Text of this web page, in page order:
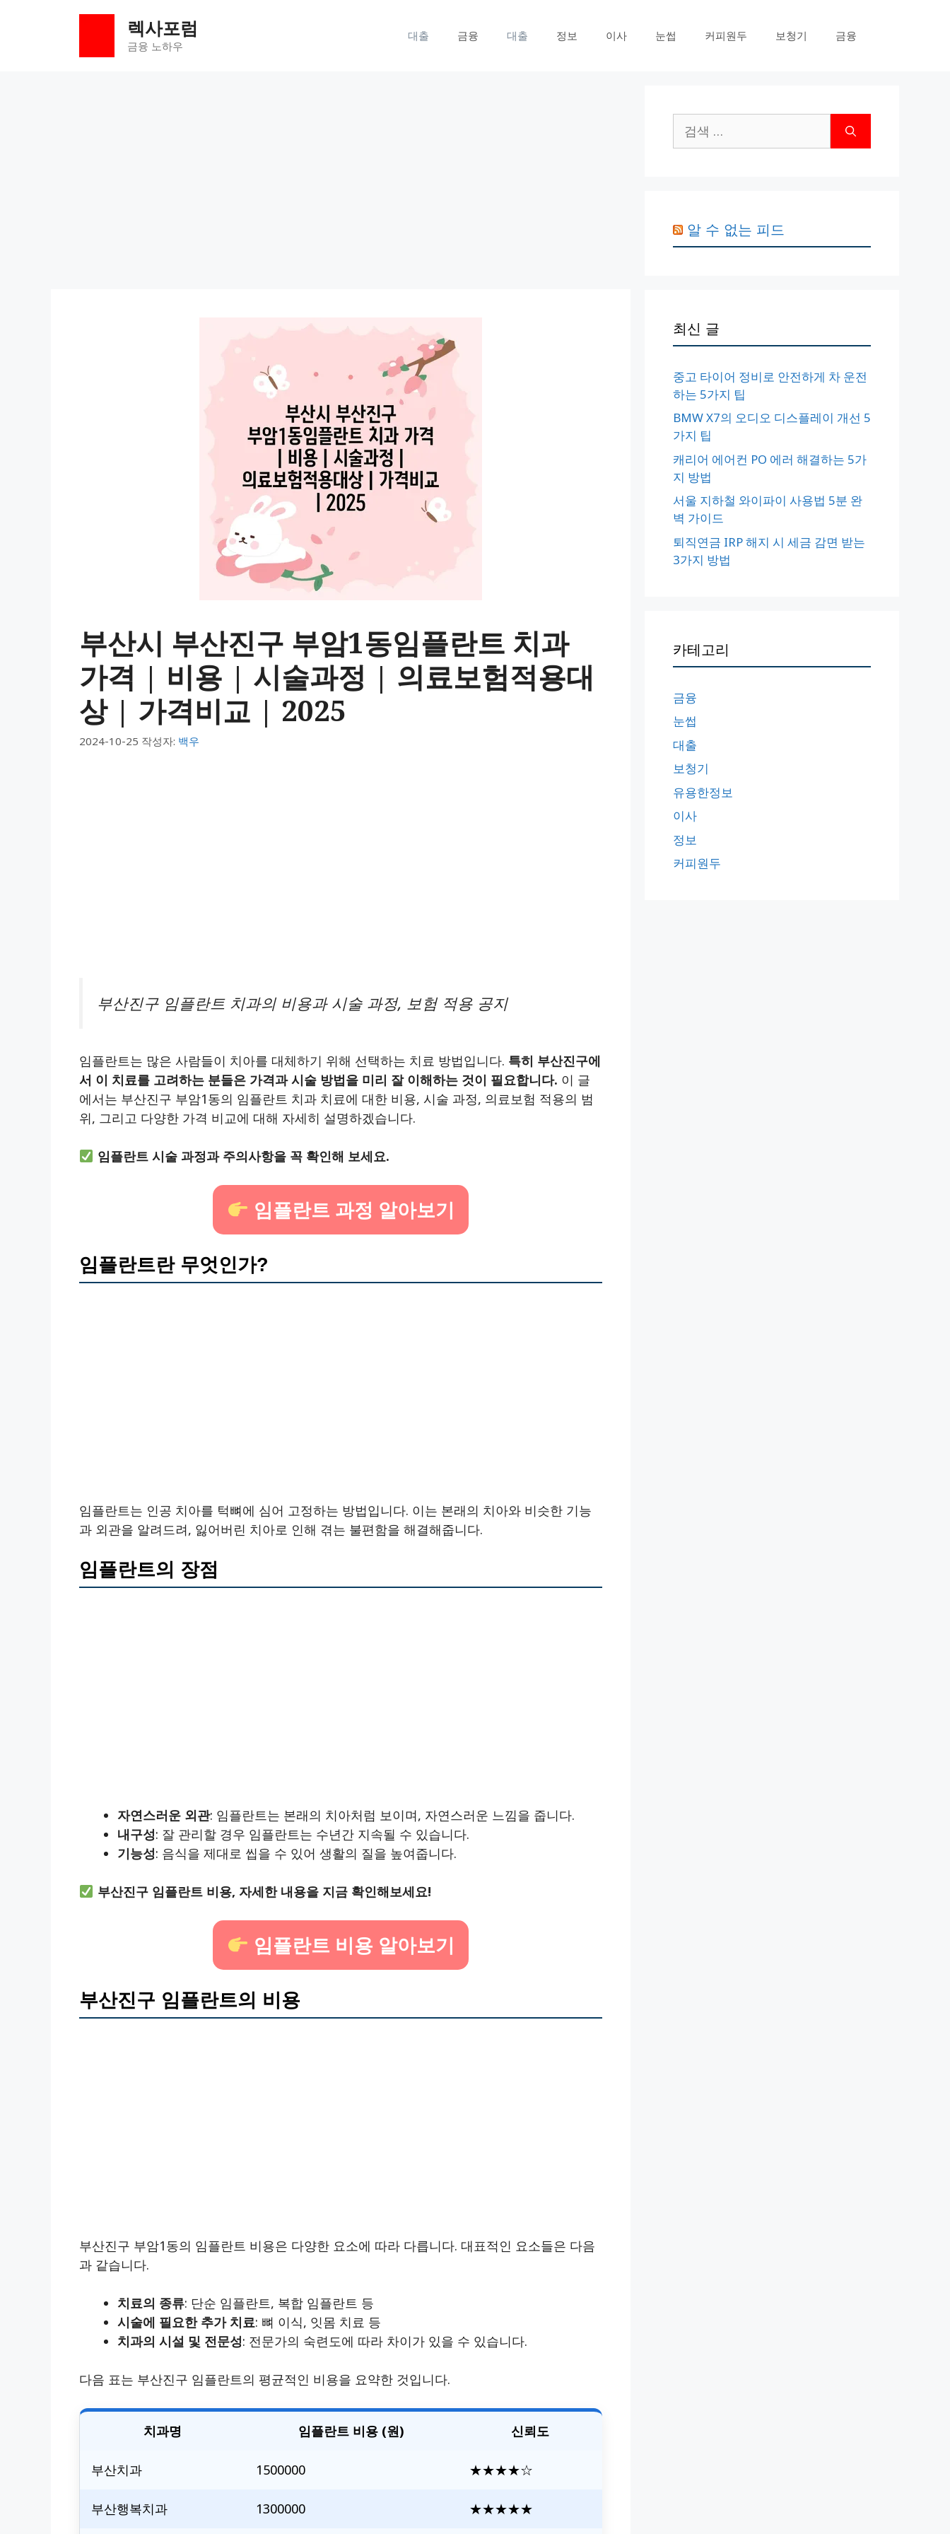
렉사포럼
금융 노하우
대출 금융 대출 정보 이사 눈썹 커피원두 보청기 금융
부산시 부산진구 부암1동임플란트 치과
가격 | 비용 | 시술과정 | 의료보험적용대
상 | 가격비교 | 2025
2024-10-25 작성자: 백우
부산진구 임플란트 치과의 비용과 시술 과정, 보험 적용 공지
임플란트는 많은 사람들이 치아를 대체하기 위해 선택하는 치료 방법입니다. 특히 부산진구에
서 이 치료를 고려하는 분들은 가격과 시술 방법을 미리 잘 이해하는 것이 필요합니다. 이 글
에서는 부산진구 부암1동의 임플란트 치과 치료에 대한 비용, 시술 과정, 의료보험 적용의 범
위, 그리고 다양한 가격 비교에 대해 자세히 설명하겠습니다.
임플란트 시술 과정과 주의사항을 꼭 확인해 보세요.
임플란트 과정 알아보기
임플란트란 무엇인가?
임플란트는 인공 치아를 턱뼈에 심어 고정하는 방법입니다. 이는 본래의 치아와 비슷한 기능
과 외관을 알려드려, 잃어버린 치아로 인해 겪는 불편함을 해결해줍니다.
임플란트의 장점
자연스러운 외관: 임플란트는 본래의 치아처럼 보이며, 자연스러운 느낌을 줍니다.
내구성: 잘 관리할 경우 임플란트는 수년간 지속될 수 있습니다.
기능성: 음식을 제대로 씹을 수 있어 생활의 질을 높여줍니다.
부산진구 임플란트 비용, 자세한 내용을 지금 확인해보세요!
임플란트 비용 알아보기
부산진구 임플란트의 비용
부산진구 부암1동의 임플란트 비용은 다양한 요소에 따라 다릅니다. 대표적인 요소들은 다음
과 같습니다.
치료의 종류: 단순 임플란트, 복합 임플란트 등
시술에 필요한 추가 치료: 뼈 이식, 잇몸 치료 등
치과의 시설 및 전문성: 전문가의 숙련도에 따라 차이가 있을 수 있습니다.
다음 표는 부산진구 임플란트의 평균적인 비용을 요약한 것입니다.
치과명 임플란트 비용 (원) 신뢰도
부산치과 1500000 ★★★★☆
부산행복치과 1300000 ★★★★★
색:
알 수 없는 피드
최신 글
중고 타이어 정비로 안전하게 차 운전
하는 5가지 팁
BMW X7의 오디오 디스플레이 개선 5
가지 팁
캐리어 에어컨 PO 에러 해결하는 5가
지 방법
서울 지하철 와이파이 사용법 5분 완
벽 가이드
퇴직연금 IRP 해지 시 세금 감면 받는
3가지 방법
카테고리
금융
눈썹
대출
보청기
유용한정보
이사
정보
커피원두